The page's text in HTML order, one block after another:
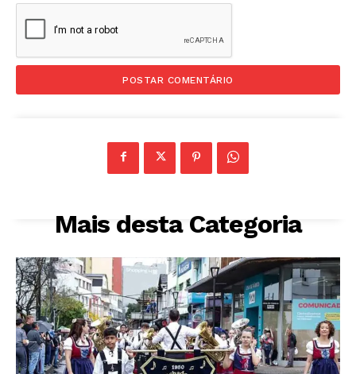
Mais desta Categoria